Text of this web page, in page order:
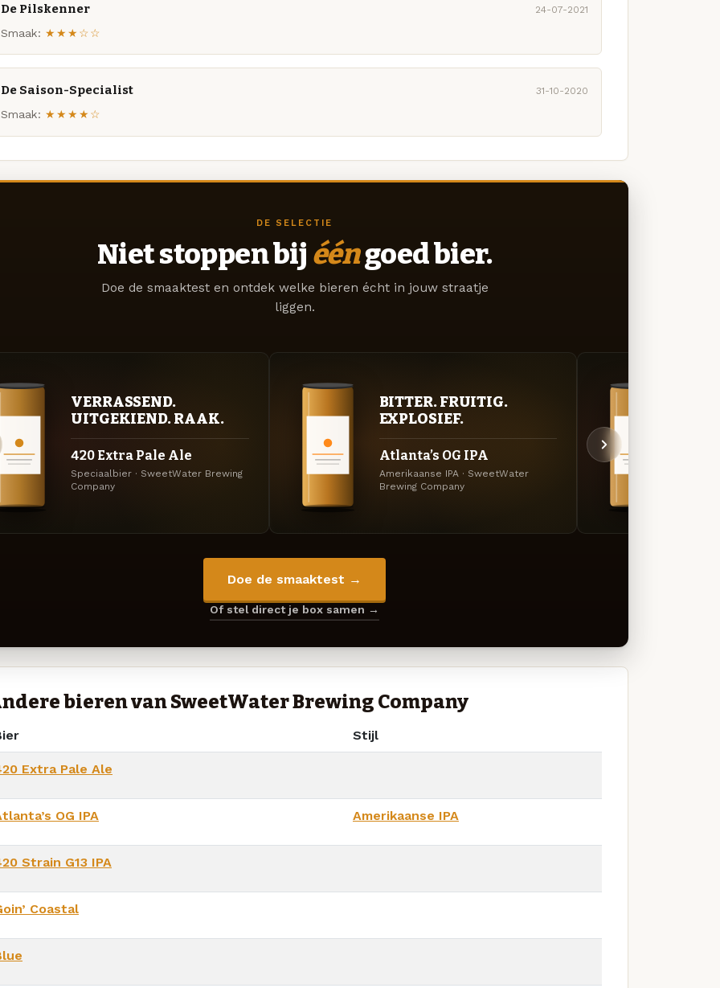
De Pilskenner 24-07-2021
Smaak: ★★★☆☆
De Saison-Specialist 31-10-2020
Smaak: ★★★★☆
DE SELECTIE
Niet stoppen bij ééngoed bier.
Doe de smaaktest en ontdek welke bieren écht in jouw straatje
liggen.
VERRASSEND.
UITGEKIEND. RAAK.
420 Extra Pale Ale
Speciaalbier · SweetWater Brewing
Company
BITTER. FRUITIG.
EXPLOSIEF.
Atlanta’s OG IPA
Amerikaanse IPA · SweetWater
Brewing Company
Doe de smaaktest →
Of stel direct je box samen →
bieren van SweetWater Brewing Company
Stijl
Extra Pale Ale
OG IPA Amerikaanse IPA
Strain G13 IPA
Coastal